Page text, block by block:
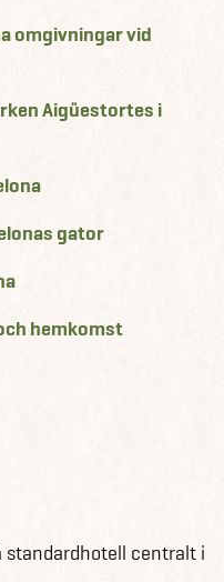
omgivningar vid
Aigüestortes i
gator
hemkomst
standardhotell centralt i